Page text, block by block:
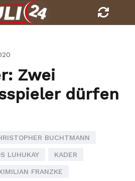
Zwei
dürfen
BUCHTMANN
LUHUKAY KADER
FRANZKE